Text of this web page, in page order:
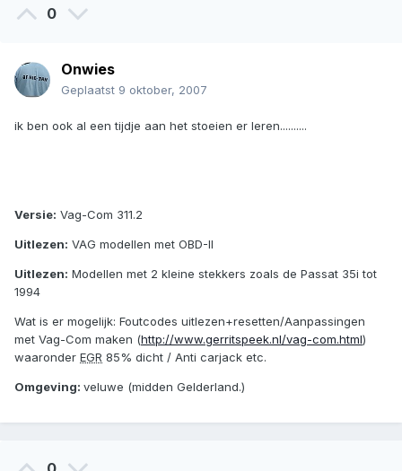
0
Onwies
Geplaatst 9 oktober, 2007
ik ben ook al een tijdje aan het stoeien er leren..........
Versie: Vag-Com 311.2
Uitlezen: VAG modellen met OBD-II
Uitlezen: Modellen met 2 kleine stekkers zoals de Passat 35i tot
1994
Wat is er mogelijk: Foutcodes uitlezen+resetten/Aanpassingen
met Vag-Com maken (http://www.gerritspeek.nl/vag-com.html)
waaronder EGR 85% dicht / Anti carjack etc.
Omgeving: veluwe (midden Gelderland.)